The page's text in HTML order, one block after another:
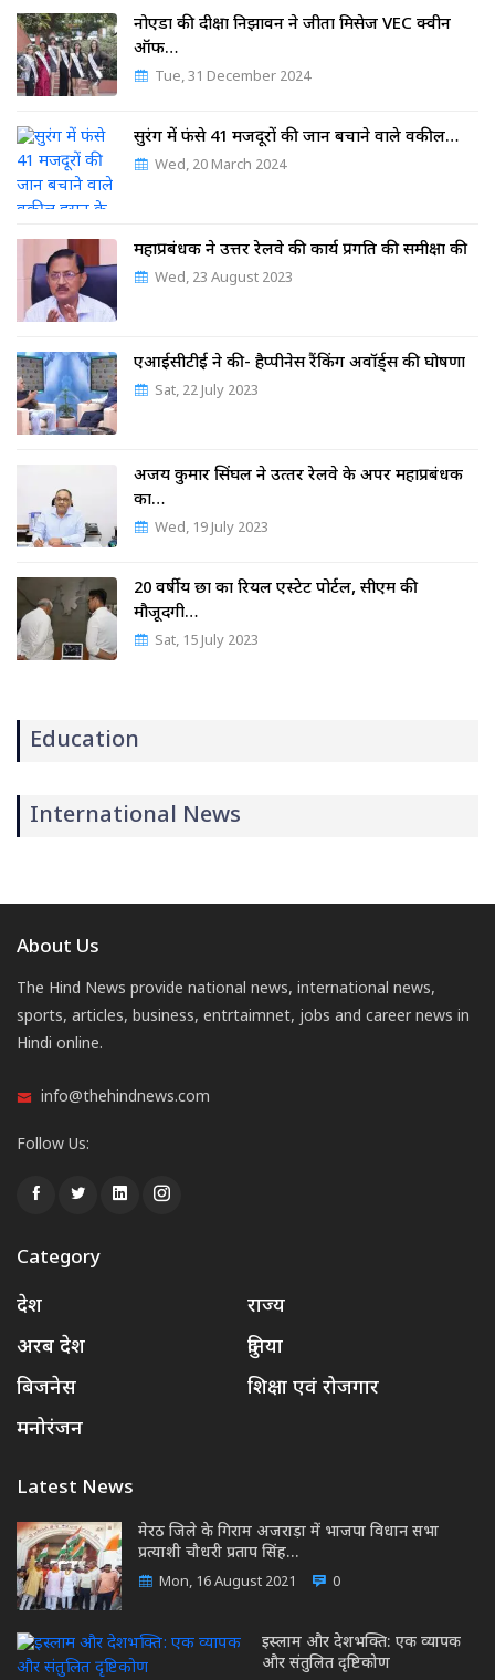
नोएडा की दीक्षा निझावन ने जीता मिसेज VEC क्वीन
ऑफ…
Tue, 31 December 2024
सुरंग में फंसे 41 मजदूरों की जान बचाने वाले वकील…
Wed, 20 March 2024
महाप्रबंधक ने उत्तर रेलवे की कार्य प्रगति की समीक्षा की
Wed, 23 August 2023
एआईसीटीई ने की- हैप्पीनेस रैंकिंग अवॉर्ड्स की घोषणा
Sat, 22 July 2023
अजय कुमार सिंघल ने उत्‍तर रेलवे के अपर महाप्रबंधक
का…
Wed, 19 July 2023
20 वर्षीय छात्र का रियल एस्टेट पोर्टल, सीएम की
मौजूदगी…
Sat, 15 July 2023
Education
International News
About Us
The Hind News provide national news, international news,
sports, articles, business, entrtaimnet, jobs and career news in
Hindi online.
info@thehindnews.com
Follow Us:
Category
देश
राज्य
अरब देश
दुनिया
बिजनेस
शिक्षा एवं रोजगार
मनोरंजन
Latest News
मेरठ जिले के गिराम अजराड़ा में भाजपा विधान सभा
प्रत्याशी चौधरी प्रताप सिंह…
Mon, 16 August 2021 0
इस्लाम और देशभक्ति: एक व्यापक
और संतुलित दृष्टिकोण